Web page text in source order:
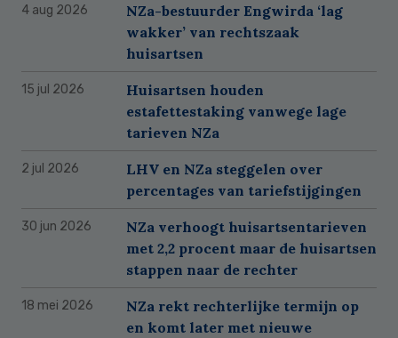
4 aug 2026
NZa-bestuurder Engwirda ‘lag
wakker’ van rechtszaak
huisartsen
15 jul 2026
Huisartsen houden
estafettestaking vanwege lage
tarieven NZa
2 jul 2026
LHV en NZa steggelen over
percentages van tariefstijgingen
30 jun 2026
NZa verhoogt huisartsentarieven
met 2,2 procent maar de huisartsen
stappen naar de rechter
18 mei 2026
NZa rekt rechterlijke termijn op
en komt later met nieuwe